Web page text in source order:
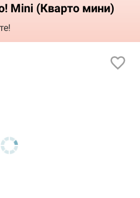
Mini (Кварто мини)